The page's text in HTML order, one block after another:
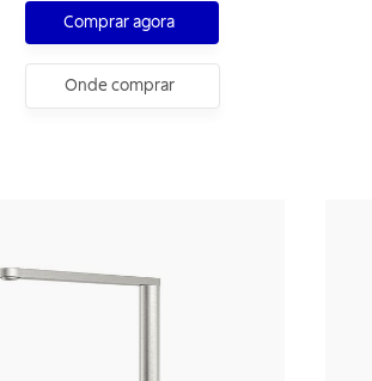
Comprar agora
Onde comprar